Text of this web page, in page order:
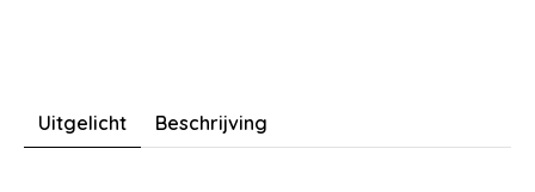
Uitgelicht Beschrijving